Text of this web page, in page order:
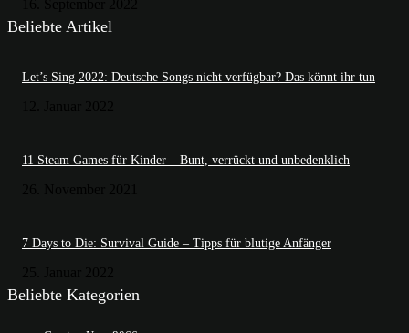
Beliebte Artikel
Let’s Sing 2022: Deutsche Songs nicht verfügbar? Das könnt ihr tun
11 Steam Games für Kinder – Bunt, verrückt und unbedenklich
7 Days to Die: Survival Guide – Tipps für blutige Anfänger
Beliebte Kategorien